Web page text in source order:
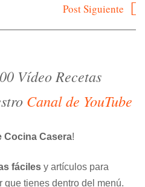
Post Siguiente
Vídeo Recetas
Canal de YouTube
Cocina Casera!
fáciles y artículos para
que tienes dentro del menú.